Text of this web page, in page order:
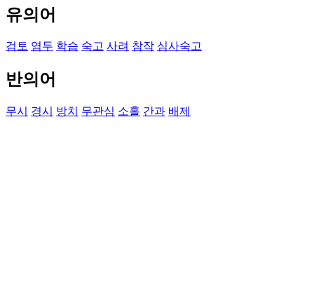
유의어
검토 염두 학습 숙고 사려 참작 심사숙고
반의어
무시 경시 방치 무관심 소홀 간과 배제